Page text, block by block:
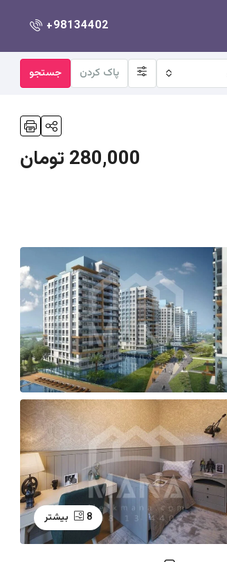
+98134402
پاک کردن جستجو
280,000 تومان
8 بیشتر